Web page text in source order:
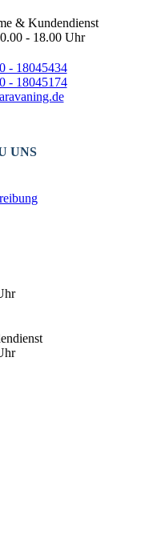
& Kundendienst
- 18.00 Uhr
- 18045434
- 18045174
UNS